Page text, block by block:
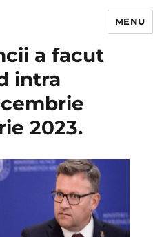
MENU
a facut
intra
2023.